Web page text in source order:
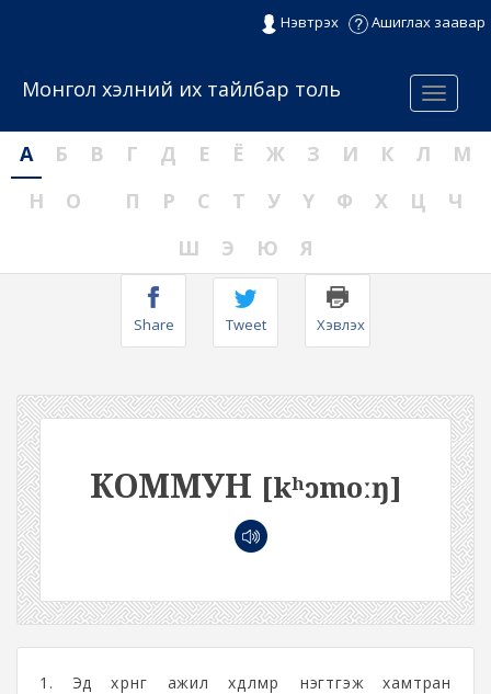
Нэвтрэх Ашиглах заавар
Menu
Монгол хэлний их тайлбар толь
А Б В Г Д Е Ё Ж З И К Л
М
Н
О П Р С Т У Ү Ф Х Ц
Ч
Ш
Э Ю Я
Share Tweet Хэвлэх
КОММУН [kʰɔmoːŋ]
1. Эд хөрөнгө ажил хөдөлмөрөө нэгтгэж хамтран